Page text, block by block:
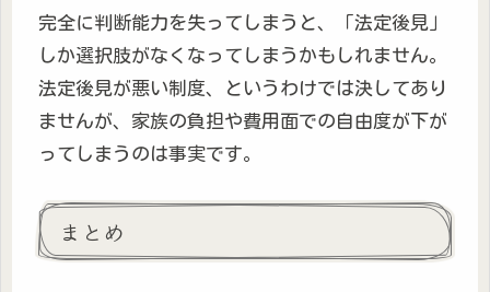
完全に判断能力を失ってしまうと、「法定後見」
しか選択肢がなくなってしまうかもしれません。
法定後見が悪い制度、というわけでは決してあり
ませんが、家族の負担や費用面での自由度が下が
ってしまうのは事実です。
まとめ